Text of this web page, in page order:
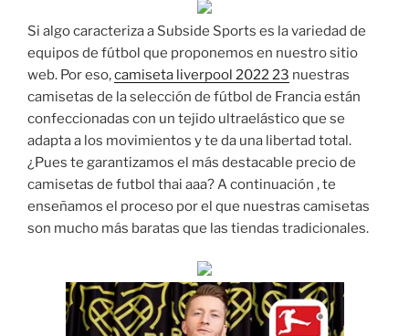
Si algo caracteriza a Subside Sports es la variedad de
equipos de fútbol que proponemos en nuestro sitio
web. Por eso,camiseta liverpool 2022 23 nuestras
camisetas de la selección de fútbol de Francia están
confeccionadas con un tejido ultraelástico que se
adapta a los movimientos y te da una libertad total.
¿Pues te garantizamos el más destacable precio de
camisetas de futbol thai aaa? A continuación , te
enseñamos el proceso por el que nuestras camisetas
son mucho más baratas que las tiendas tradicionales.